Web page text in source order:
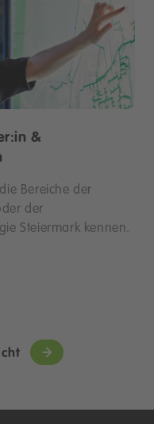
&
Bereiche der
der
Steiermark kennen.